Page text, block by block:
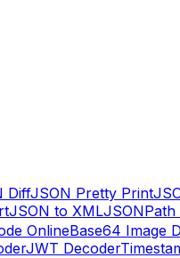
DiffJSON Pretty Print
JSON to XMLJSONPath
OnlineBase64 Image
JWT Decoder